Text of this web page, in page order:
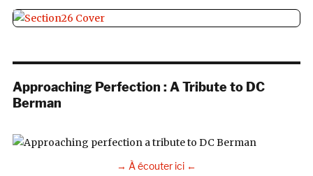
Approaching Perfection : A Tribute to DC
Berman
→ À écouter ici ←